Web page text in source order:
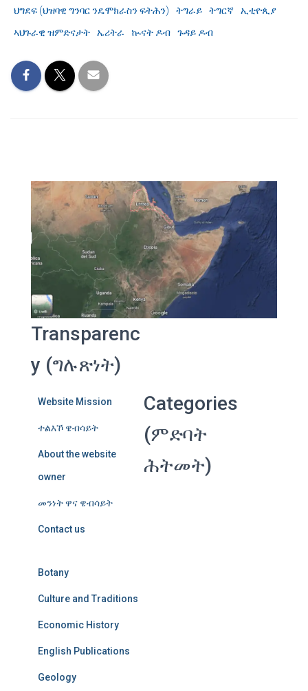
ህግደፍ (ህዝባዊ ግንባር ንዴሞክራስን ፍትሕን)
ትግራይ ትግርኛ
ኢቲዮጲያ
ኣህጉራዊ ዝምድናታት
ኤሪትራ ኲናት ዶብ ጉዳይ ዶብ
Transparenc
y (ግሉጽነት)
Website Mission
ተልእኾ ዌብሳይት
About the website
owner
መንነት ዋና ዌብሳይት
Contact us
Categories
(ምድባት
ሕትመት)
Botany
Culture and Traditions
Economic History
English Publications
Geology